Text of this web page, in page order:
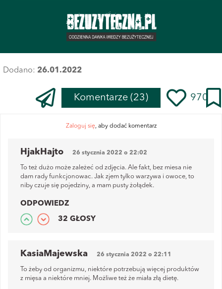
Dodano: 26.01.2022
Komentarze (23) 970
Zaloguj się, aby dodać komentarz
HjakHajto 26 stycznia 2022 o 22:02
To też dużo może zależeć od zdjęcia. Ale fakt, bez miesa nie
dam rady funkcjonowac. Jak zjem tylko warzywa i owoce, to
niby czuje się pojedziny, a mam pusty żołądek.
ODPOWIEDZ
32 GŁOSY
KasiaMajewska 26 stycznia 2022 o 22:11
To żeby od organizmu, niektóre potrzebują więcej produktów
z mięsa a niektóre mniej. Możliwe też że miała złą dietę.